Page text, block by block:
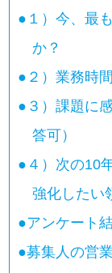
● １）今、最
か？
● ２）業務時
● ３）課題に
答可）
● ４）次の10
強化したい
●アンケート
●募集人の営